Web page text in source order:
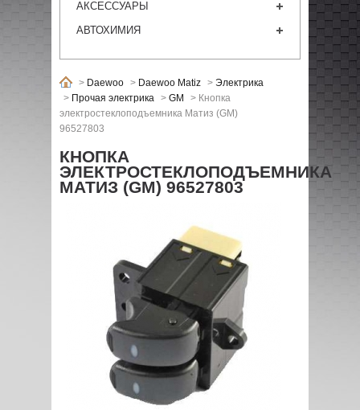
АКСЕССУАРЫ
АВТОХИМИЯ
> Daewoo > Daewoo Matiz > Электрика
> Прочая электрика > GM > Кнопка
электростеклоподъемника Матиз (GM)
96527803
КНОПКА
ЭЛЕКТРОСТЕКЛОПОДЪЕМНИКА
МАТИЗ (GM) 96527803